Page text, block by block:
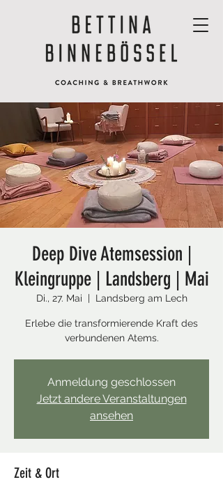
Deep Dive Atemsession |
Kleingruppe | Landsberg | Mai
Di., 27. Mai
  |
Landsberg am Lech
Erlebe die transformierende Kraft des
verbundenen Atems.
Anmeldung geschlossen
Jetzt andere Veranstaltungen
ansehen
Zeit & Ort